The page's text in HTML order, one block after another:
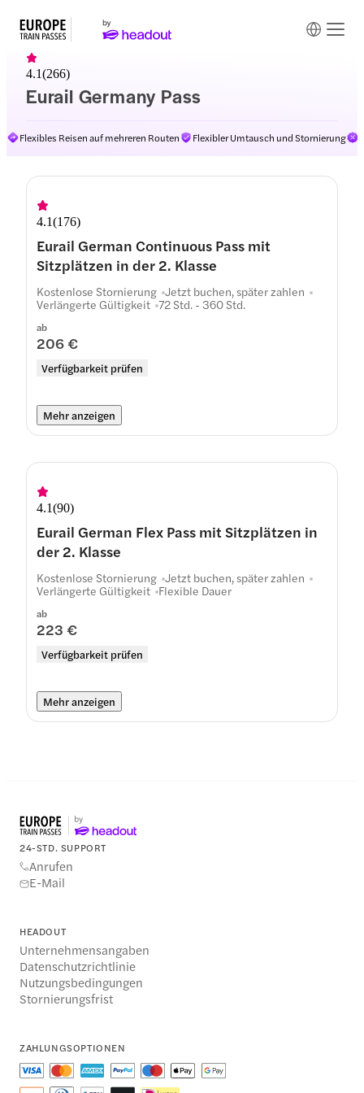
Eurail Germany Pass
4.1(266)
Flexibles Reisen auf mehreren Routen Flexibler Umtausch und Stornierung
4.1(176)
Eurail German Continuous Pass mit
Sitzplätzen in der 2. Klasse
ab
206 €
Verfügbarkeit prüfen
Kostenlose Stornierung Jetzt buchen, später zahlen
Verlängerte Gültigkeit 72 Std. - 360 Std.
Mehr anzeigen
4.1(90)
Eurail German Flex Pass mit Sitzplätzen in
der 2. Klasse
ab
223 €
Verfügbarkeit prüfen
Kostenlose Stornierung Jetzt buchen, später zahlen
Verlängerte Gültigkeit Flexible Dauer
Mehr anzeigen
24-STD. SUPPORT
Anrufen
E-Mail
HEADOUT
Unternehmensangaben
Datenschutzrichtlinie
Nutzungsbedingungen
Stornierungsfrist
ZAHLUNGSOPTIONEN